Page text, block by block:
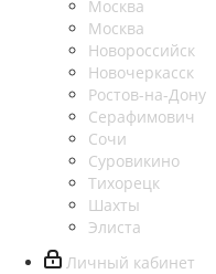
Москва
Москва
Новороссийск
Новочеркасск
Ростов-на-Дону
Серафимович
Сочи
Суровикино
Тихорецк
Шахты
Элиста
Личный кабинет